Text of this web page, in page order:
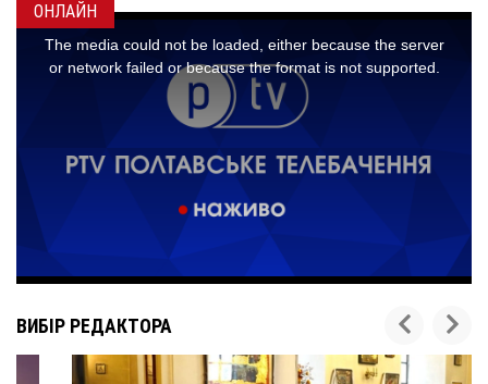
ОНЛАЙН
ВИБІР РЕДАКТОРА